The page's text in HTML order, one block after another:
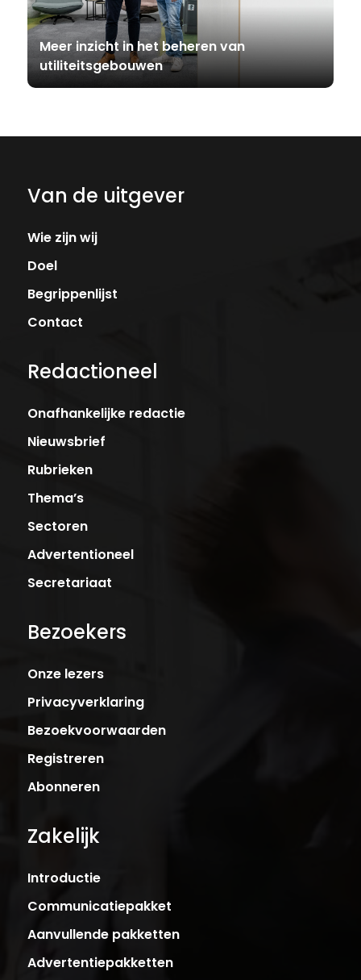
Meer inzicht in het beheren van
utiliteitsgebouwen
Van de uitgever
Wie zijn wij
Doel
Begrippenlijst
Contact
Redactioneel
Onafhankelijke redactie
Nieuwsbrief
Rubrieken
Thema’s
Sectoren
Advertentioneel
Secretariaat
Bezoekers
Onze lezers
Privacyverklaring
Bezoekvoorwaarden
Registreren
Abonneren
Zakelijk
Introductie
Communicatiepakket
Aanvullende pakketten
Advertentiepakketten